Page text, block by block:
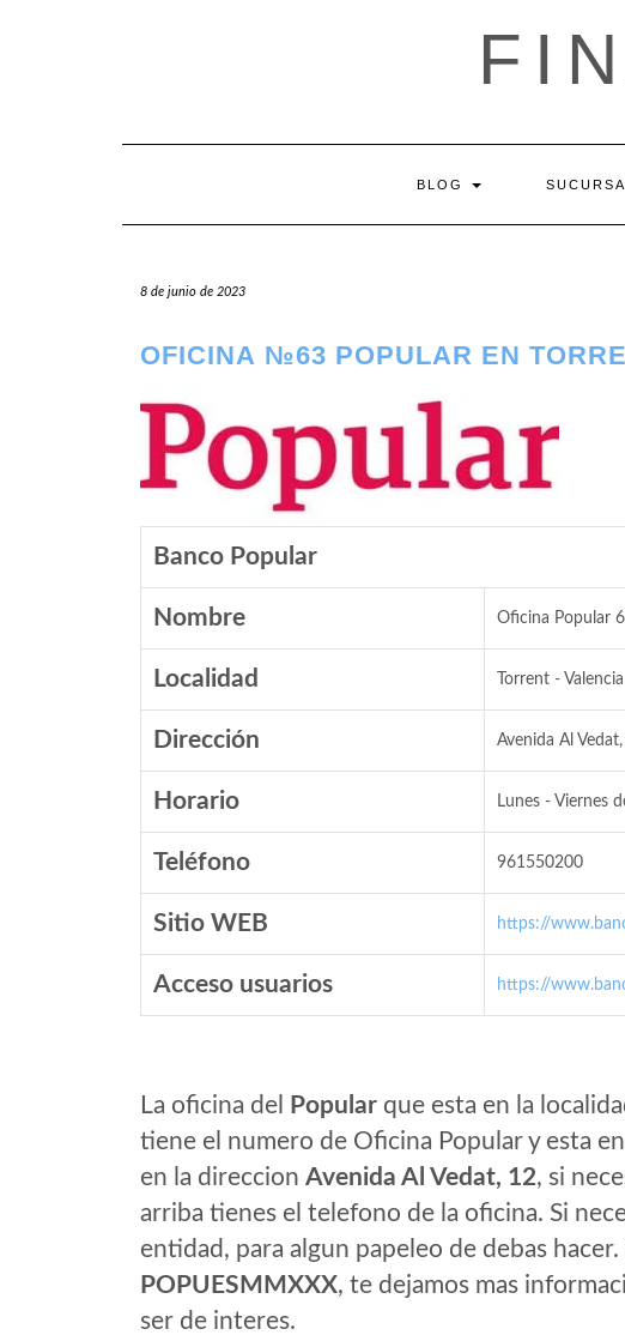
BLOG
8 de junio de 2023
OFICINA №63 POPULAR EN
Banco Popular
Nombre Oficina Popular
Localidad Torrent - Valencia
Dirección Avenida Al
Horario Lunes - Viernes
Teléfono 961550200
Sitio WEB https://
Acceso usuarios https://
La oficina del Popular que esta en la
tiene el numero de Oficina Popular y esta
en la direccion Avenida Al Vedat, 12, si
arriba tienes el telefono de la oficina. Si
entidad, para algun papeleo de debas
POPUESMMXXX, te dejamos mas
ser de interes.